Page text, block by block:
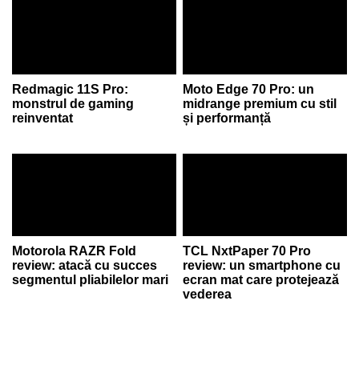
Redmagic 11S Pro:
monstrul de gaming
reinventat
Moto Edge 70 Pro: un
midrange premium cu stil
și performanță
Motorola RAZR Fold
review: atacă cu succes
segmentul pliabilelor mari
TCL NxtPaper 70 Pro
review: un smartphone cu
ecran mat care protejează
vederea